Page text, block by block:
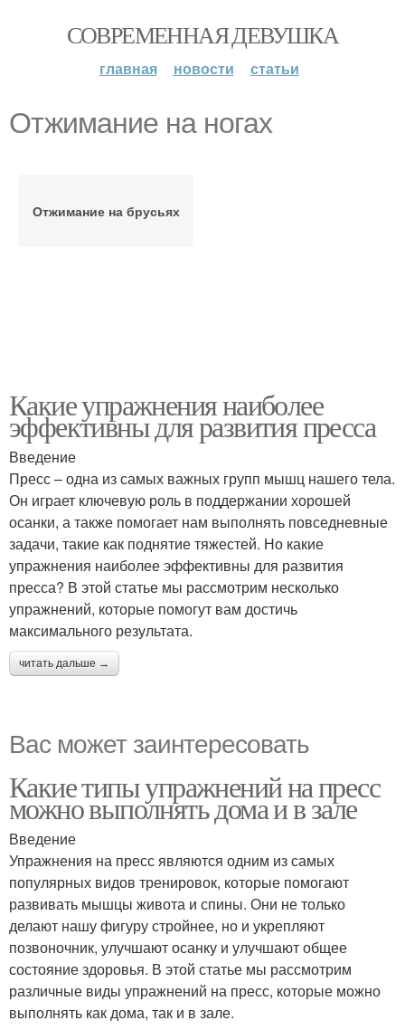
СОВРЕМЕННАЯ ДЕВУШКА
главная новости статьи
Отжимание на ногах
Отжимание на брусьях
Какие упражнения наиболее
эффективны для развития пресса
Введение
Пресс – одна из самых важных групп мышц нашего тела.
Он играет ключевую роль в поддержании хорошей
осанки, а также помогает нам выполнять повседневные
задачи, такие как поднятие тяжестей. Но какие
упражнения наиболее эффективны для развития
пресса? В этой статье мы рассмотрим несколько
упражнений, которые помогут вам достичь
максимального результата.
читать дальше →
Вас может заинтересовать
Какие типы упражнений на пресс
можно выполнять дома и в зале
Введение
Упражнения на пресс являются одним из самых
популярных видов тренировок, которые помогают
развивать мышцы живота и спины. Они не только
делают нашу фигуру стройнее, но и укрепляют
позвоночник, улучшают осанку и улучшают общее
состояние здоровья. В этой статье мы рассмотрим
различные виды упражнений на пресс, которые можно
выполнять как дома, так и в зале.